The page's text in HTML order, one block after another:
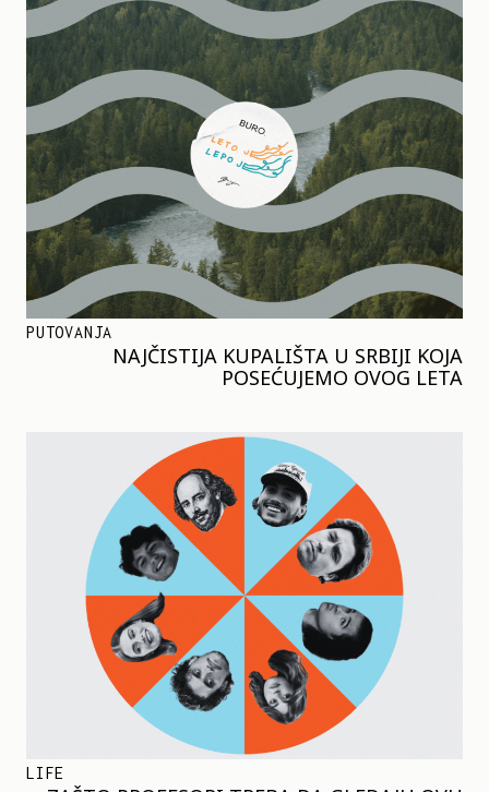
PUTOVANJA
NAJČISTIJA KUPALIŠTA U SRBIJI KOJA
POSEĆUJEMO OVOG LETA
LIFE